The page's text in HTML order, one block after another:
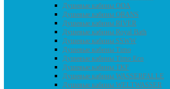
Душевые кабины ODA
Душевые кабины ORANS
Душевые кабины RIVER
Душевые кабины Royal Bath
Душевые кабины SSWW
Душевые кабины Timo
Душевые кабины Timo Eco
Душевые кабины TKF
Душевые кабины WASSERFALLE
Душевые кабины WELTWASSER